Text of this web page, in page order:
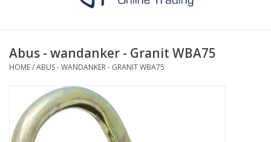
Merken
Abus - wandanker - Granit WBA75
HOME/ABUS - WANDANKER - GRANIT WBA75